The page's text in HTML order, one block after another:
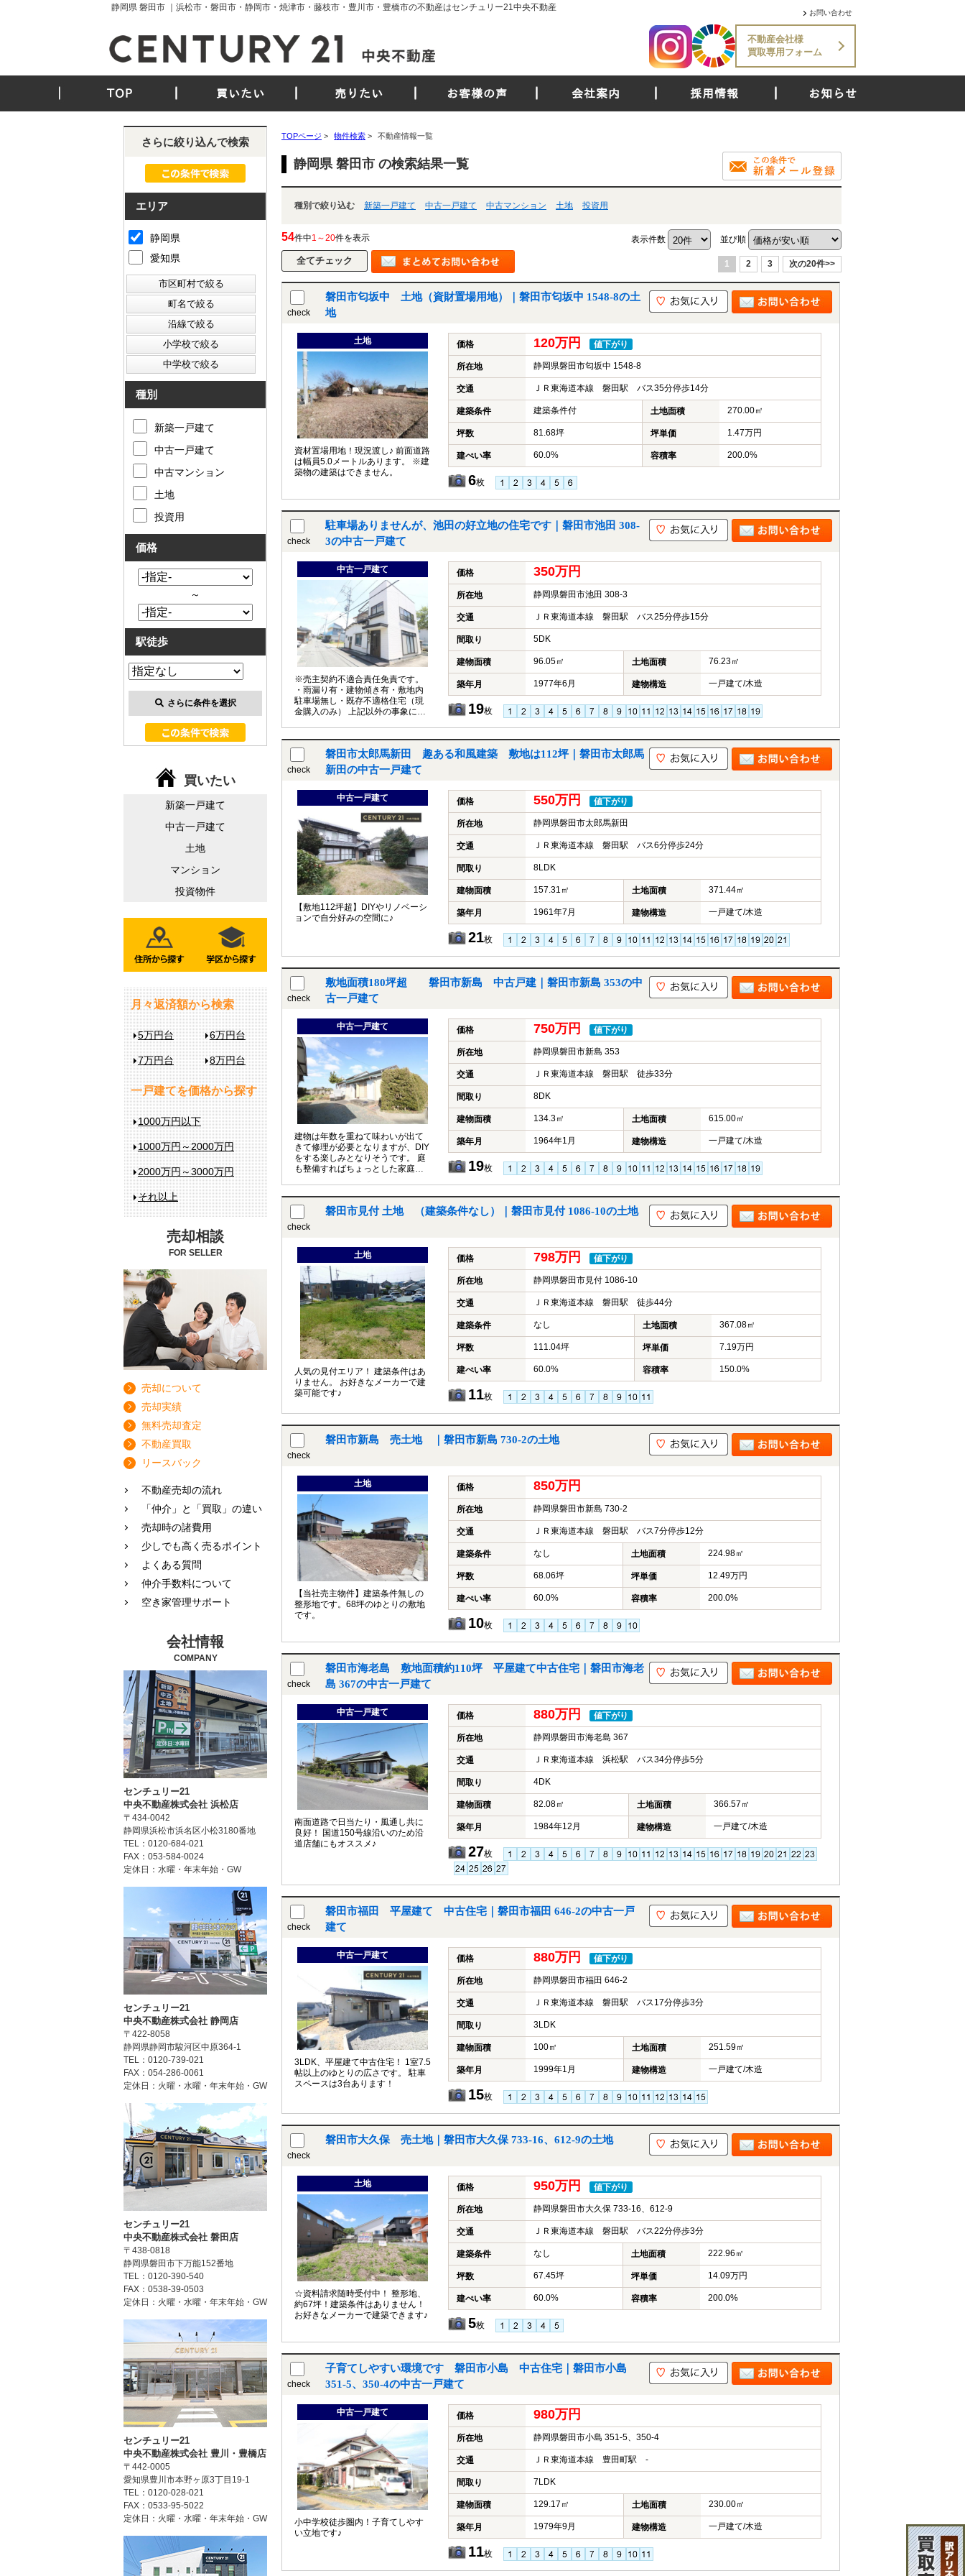
静岡県 磐田市 ｜浜松市・磐田市・静岡市・焼津市・藤枝市・豊川市・豊橋市の不動産はセンチュリー21中央不動産
不動産会社様
買取専用フォーム
お問い合わせ
TOP 買いたい 売りたい お客様の声 会社案内 採用情報 お知らせ
TOPページ > 物件検索 > 不動産情報一覧
静岡県 磐田市 の検索結果一覧
種別で絞り込む 新築一戸建て 中古一戸建て 中古マンション 土地 投資用
54件中1～20件を表示 表示件数 並び順
1 2 3 次の20件>>
check
磐田市匂坂中 土地（資財置場用地）｜磐田市匂坂中 1548-8の土
地
土地
資材置場用地！現況渡し♪ 前面道路
は幅員5.0メートルあります。 ※建
築物の建築はできません。
価格 120万円 値下がり
所在地 静岡県磐田市匂坂中 1548-8
交通 ＪＲ東海道本線 磐田駅 バス35分停歩14分
建築条件 建築条件付 土地面積 270.00㎡
坪数 81.68坪 坪単価 1.47万円
建ぺい率 60.0% 容積率 200.0%
6枚
check
駐車場ありませんが、池田の好立地の住宅です｜磐田市池田 308-
3の中古一戸建て
中古一戸建て
※売主契約不適合責任免責です。
・雨漏り有・建物傾き有・敷地内
駐車場無し・既存不適格住宅（現
金購入のみ） 上記以外の事象につ
価格 350万円
所在地 静岡県磐田市池田 308-3
交通 ＪＲ東海道本線 磐田駅 バス25分停歩15分
間取り 5DK
建物面積 96.05㎡ 土地面積 76.23㎡
築年月 1977年6月 建物構造 一戸建て/木造
19枚
check
磐田市太郎馬新田 趣ある和風建築 敷地は112坪｜磐田市太郎馬
新田の中古一戸建て
中古一戸建て
【敷地112坪超】DIYやリノベーシ
ョンで自分好みの空間に♪
価格 550万円 値下がり
所在地 静岡県磐田市太郎馬新田
交通 ＪＲ東海道本線 磐田駅 バス6分停歩24分
間取り 8LDK
建物面積 157.31㎡ 土地面積 371.44㎡
築年月 1961年7月 建物構造 一戸建て/木造
21枚
check
敷地面積180坪超 磐田市新島 中古戸建｜磐田市新島 353の中
古一戸建て
中古一戸建て
建物は年数を重ねて味わいが出て
きて修理が必要となりますが、DIY
をする楽しみとなりそうです。 庭
も整備すればちょっとした家庭菜
価格 750万円 値下がり
所在地 静岡県磐田市新島 353
交通 ＪＲ東海道本線 磐田駅 徒歩33分
間取り 8DK
建物面積 134.3㎡ 土地面積 615.00㎡
築年月 1964年1月 建物構造 一戸建て/木造
19枚
check
磐田市見付 土地 （建築条件なし）｜磐田市見付 1086-10の土地
土地
人気の見付エリア！ 建築条件はあ
りません。 お好きなメーカーで建
築可能です♪
価格 798万円 値下がり
所在地 静岡県磐田市見付 1086-10
交通 ＪＲ東海道本線 磐田駅 徒歩44分
建築条件 なし 土地面積 367.08㎡
坪数 111.04坪 坪単価 7.19万円
建ぺい率 60.0% 容積率 150.0%
11枚
check
磐田市新島 売土地 ｜磐田市新島 730-2の土地
土地
【当社売主物件】建築条件無しの
整形地です。68坪のゆとりの敷地
です。
価格 850万円
所在地 静岡県磐田市新島 730-2
交通 ＪＲ東海道本線 磐田駅 バス7分停歩12分
建築条件 なし 土地面積 224.98㎡
坪数 68.06坪 坪単価 12.49万円
建ぺい率 60.0% 容積率 200.0%
10枚
check
磐田市海老島 敷地面積約110坪 平屋建て中古住宅｜磐田市海老
島 367の中古一戸建て
中古一戸建て
南面道路で日当たり・風通し共に
良好！ 国道150号線沿いのため沿
道店舗にもオススメ♪
価格 880万円 値下がり
所在地 静岡県磐田市海老島 367
交通 ＪＲ東海道本線 浜松駅 バス34分停歩5分
間取り 4DK
建物面積 82.08㎡ 土地面積 366.57㎡
築年月 1984年12月 建物構造 一戸建て/木造
27枚
check
磐田市福田 平屋建て 中古住宅｜磐田市福田 646-2の中古一戸
建て
中古一戸建て
3LDK、平屋建て中古住宅！ 1室7.5
帖以上のゆとりの広さです。 駐車
スペースは3台あります！
価格 880万円 値下がり
所在地 静岡県磐田市福田 646-2
交通 ＪＲ東海道本線 磐田駅 バス17分停歩3分
間取り 3LDK
建物面積 100㎡ 土地面積 251.59㎡
築年月 1999年1月 建物構造 一戸建て/木造
15枚
check
磐田市大久保 売土地｜磐田市大久保 733-16、612-9の土地
土地
☆資料請求随時受付中！ 整形地、
約67坪！建築条件はありません！
お好きなメーカーで建築できます♪
価格 950万円 値下がり
所在地 静岡県磐田市大久保 733-16、612-9
交通 ＪＲ東海道本線 磐田駅 バス22分停歩3分
建築条件 なし 土地面積 222.96㎡
坪数 67.45坪 坪単価 14.09万円
建ぺい率 60.0% 容積率 200.0%
5枚
check
子育てしやすい環境です 磐田市小島 中古住宅｜磐田市小島
351-5、350-4の中古一戸建て
中古一戸建て
小中学校徒歩圏内！子育てしやす
い立地です♪
価格 980万円
所在地 静岡県磐田市小島 351-5、350-4
交通 ＪＲ東海道本線 豊田町駅 -
間取り 7LDK
建物面積 129.17㎡ 土地面積 230.00㎡
築年月 1979年9月 建物構造 一戸建て/木造
11枚
さらに絞り込んで検索
エリア
静岡県
愛知県
種別
新築一戸建て
中古一戸建て
中古マンション
土地
投資用
価格
～
駅徒歩
さらに条件を選択
買いたい
新築一戸建て
中古一戸建て
土地
マンション
投資物件
月々返済額から検索
5万円台 6万円台
7万円台 8万円台
一戸建てを価格から探す
1000万円以下
1000万円～2000万円
2000万円～3000万円
それ以上
売却相談
FOR SELLER
売却について
売却実績
無料売却査定
不動産買取
リースバック
不動産売却の流れ
「仲介」と「買取」の違い
売却時の諸費用
少しでも高く売るポイント
よくある質問
仲介手数料について
空き家管理サポート
会社情報
COMPANY
センチュリー21
中央不動産株式会社 浜松店
〒434-0042
静岡県浜松市浜名区小松3180番地
TEL：0120-684-021
FAX：053-584-0024
定休日：水曜・年末年始・GW
センチュリー21
中央不動産株式会社 静岡店
〒422-8058
静岡県静岡市駿河区中原364-1
TEL：0120-739-021
FAX：054-286-0061
定休日：火曜・水曜・年末年始・GW
センチュリー21
中央不動産株式会社 磐田店
〒438-0818
静岡県磐田市下万能152番地
TEL：0120-390-540
FAX：0538-39-0503
定休日：火曜・水曜・年末年始・GW
センチュリー21
中央不動産株式会社 豊川・豊橋店
〒442-0005
愛知県豊川市本野ヶ原3丁目19-1
TEL：0120-028-021
FAX：0533-95-5022
定休日：火曜・水曜・年末年始・GW